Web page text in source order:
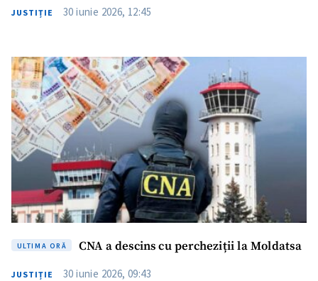
Trimite o informație
Despre ZdG
in English
на русском
JUSTIȚIE 30 iunie 2026, 12:45
ULTIMA ORĂ CNA a descins cu percheziții la Moldatsa
JUSTIȚIE 30 iunie 2026, 09:43